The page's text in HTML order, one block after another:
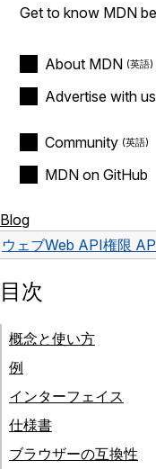
Get to know MDN
About MDN
Advertise with us
Community
MDN on GitHub
Blog
ウェブWeb API権限
目次
概念と使い方
例
インターフェイス
仕様書
ブラウザーの互換性